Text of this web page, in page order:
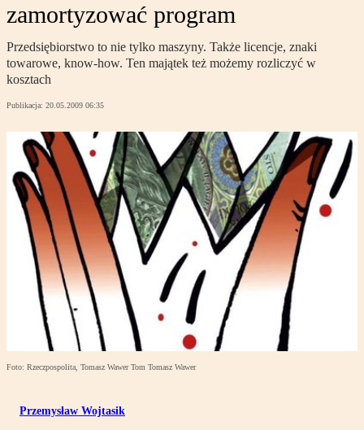
zamortyzować program
Przedsiębiorstwo to nie tylko maszyny. Także licencje, znaki
towarowe, know-how. Ten majątek też możemy rozliczyć w
kosztach
Publikacja: 20.05.2009 06:35
Foto: Rzeczpospolita, Tomasz Wawer Tom Tomasz Wawer
Przemysław Wojtasik